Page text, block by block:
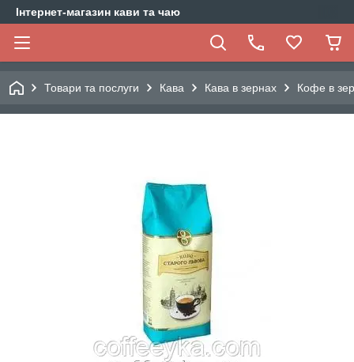
Інтернет-магазин кави та чаю
Товари та послуги Кава Кава в зернах Кофе в